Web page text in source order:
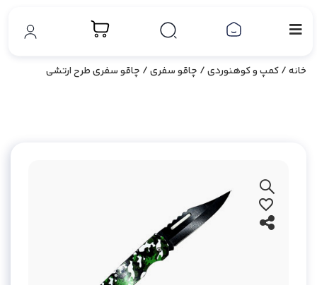
خانه/کمپ و کوهنوردی/ چاقو سفری/ چاقو سفری طرح ارتشی
بزرگ نمایی محصول
افزودن به علاقه مندی ها
اشتراک گذاری محصول